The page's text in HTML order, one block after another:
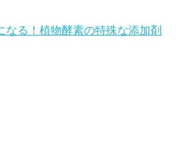
なる！植物酵素の特殊な添加剤